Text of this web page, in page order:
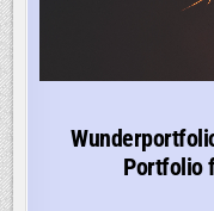
Portfolio